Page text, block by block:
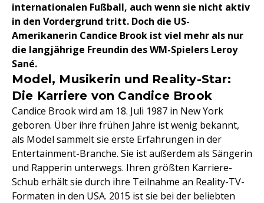
internationalen Fußball, auch wenn sie nicht aktiv
in den Vordergrund tritt. Doch die US-
Amerikanerin Candice Brook ist viel mehr als nur
die langjährige Freundin des WM-Spielers Leroy
Sané.
Model, Musikerin und Reality-Star:
Die Karriere von Candice Brook
Candice Brook wird am 18. Juli 1987 in New York
geboren. Über ihre frühen Jahre ist wenig bekannt,
als Model sammelt sie erste Erfahrungen in der
Entertainment-Branche. Sie ist außerdem als Sängerin
und Rapperin unterwegs. Ihren größten Karriere-
Schub erhält sie durch ihre Teilnahme an Reality-TV-
Formaten in den USA. 2015 ist sie bei der beliebten